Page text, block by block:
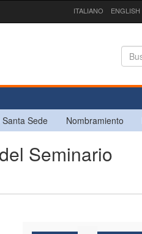
ITALIANO ENGLISH
Sede Nombramiento
Seminario